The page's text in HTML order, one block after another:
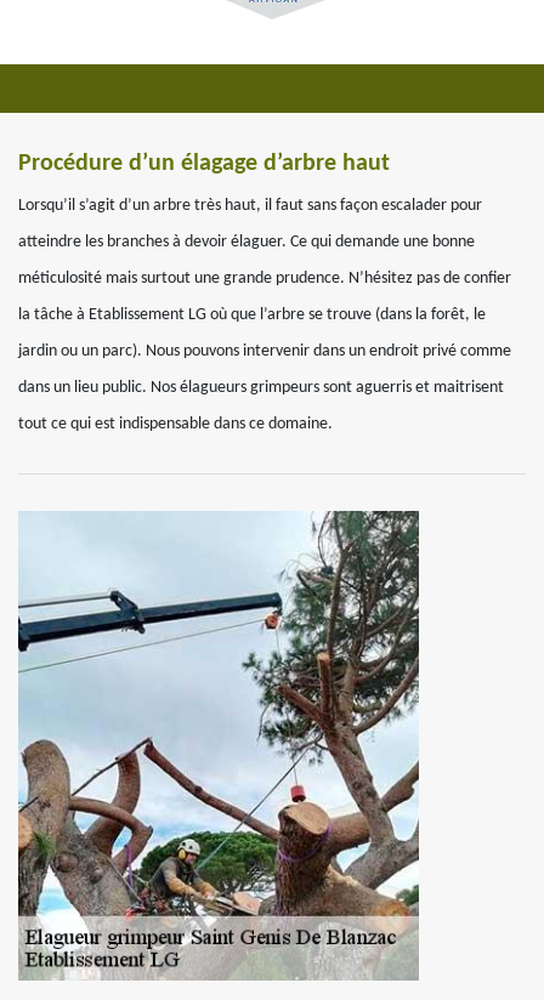
Procédure d’un élagage d’arbre haut
Lorsqu’il s’agit d’un arbre très haut, il faut sans façon escalader pour
atteindre les branches à devoir élaguer. Ce qui demande une bonne
méticulosité mais surtout une grande prudence. N’hésitez pas de confier
la tâche à Etablissement LG où que l’arbre se trouve (dans la forêt, le
jardin ou un parc). Nous pouvons intervenir dans un endroit privé comme
dans un lieu public. Nos élagueurs grimpeurs sont aguerris et maitrisent
tout ce qui est indispensable dans ce domaine.